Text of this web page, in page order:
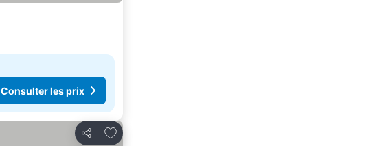
Consulter les prix
Partager
Ajouter à mes favoris